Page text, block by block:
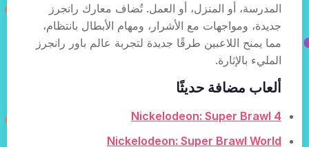
المدرسة، أو المنزل، أو العمل. تُضاف معارك رانجرز
جديدة، ومواجهات مع الأشرار، ومهام الأبطال بانتظام،
مما يمنح اللاعبين طرقًا جديدة لتجربة عالم باور رانجرز
المليء بالإثارة.
ألعاب مضافة حديثًا
Nickelodeon: Super Brawl 4
Nickelodeon: Super Brawl World